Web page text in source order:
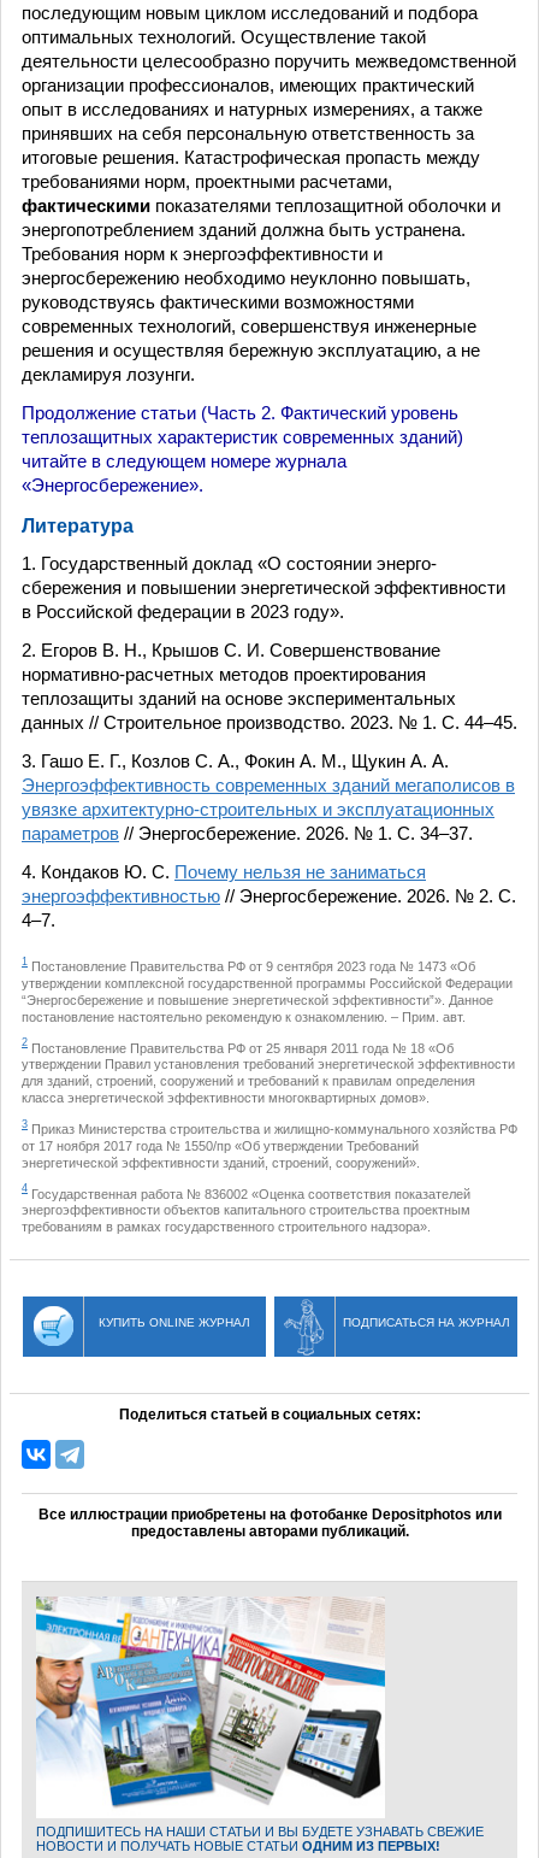
последующим новым циклом исследований и подбора
оптимальных технологий. Осуществление такой
деятельности целесообразно поручить межведомственной
организации профессионалов, имеющих практический
опыт в исследованиях и натурных измерениях, а также
принявших на себя персональную ответственность за
итоговые решения. Катастрофическая пропасть между
требованиями норм, проектными расчетами,
фактическими показателями теплозащитной оболочки и
энергопотреблением зданий должна быть устранена.
Требования норм к энергоэффективности и
энергосбережению необходимо неуклонно повышать,
руководствуясь фактическими возможностями
современных технологий, совершенствуя инженерные
решения и осуществляя бережную эксплуатацию, а не
декламируя лозунги.
Продолжение статьи (Часть 2. Фактический уровень
теплозащитных характеристик современных зданий)
читайте в следующем номере журнала
«Энергосбережение».
Литература
1. Государственный доклад «О состоянии энерго­
сбережения и повышении энергетической эффективности
в Российской федерации в 2023 году».
2. Егоров В. Н., Крышов С. И. Совершенствование
нормативно-расчетных методов проектирования
теплозащиты зданий на основе экспериментальных
данных // Строительное производство. 2023. № 1. С. 44–45.
3. Гашо Е. Г., Козлов С. А., Фокин А. М., Щукин А. А.
Энергоэффективность современных зданий мегаполисов в
увязке архитектурно-строительных и эксплуатационных
параметров // Энергосбережение. 2026. № 1. С. 34–37.
4. Кондаков Ю. С. Почему нельзя не заниматься
энергоэффективностью // Энергосбережение. 2026. № 2. С.
4–7.
1 Постановление Правительства РФ от 9 сентября 2023 года № 1473 «Об
утверждении комплексной государственной программы Российской Федерации
“Энергосбережение и повышение энергетической эффективности”». Данное
постановление настоятельно рекомендую к ознакомлению. – Прим. авт.
2 Постановление Правительства РФ от 25 января 2011 года № 18 «Об
утверждении Правил установления требований энергетической эффективности
для зданий, строений, сооружений и требований к правилам определения
класса энергетической эффективности многоквартирных домов».
3 Приказ Министерства строительства и жилищно-коммунального хозяйства РФ
от 17 ноября 2017 года № 1550/пр «Об утверждении Требований
энергетической эффективности зданий, строений, сооружений».
4 Государственная работа № 836002 «Оценка соответствия показателей
энергоэффективности объектов капитального строительства проектным
требованиям в рамках государственного строительного надзора».
КУПИТЬ ONLINE ЖУРНАЛ ПОДПИСАТЬСЯ НА ЖУРНАЛ
Поделиться статьей в социальных сетях:
Все иллюстрации приобретены на фотобанке Depositphotos или
предоставлены авторами публикаций.
ПОДПИШИТЕСЬ НА НАШИ СТАТЬИ И ВЫ БУДЕТЕ УЗНАВАТЬ СВЕЖИЕ
НОВОСТИ И ПОЛУЧАТЬ НОВЫЕ СТАТЬИ ОДНИМ ИЗ ПЕРВЫХ!